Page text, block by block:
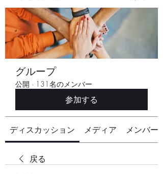
グループ
公開 · 131名のメンバー
参加する
ディスカッション メディア メンバー
戻る